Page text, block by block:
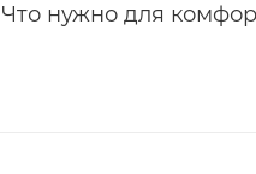
Что нужно для